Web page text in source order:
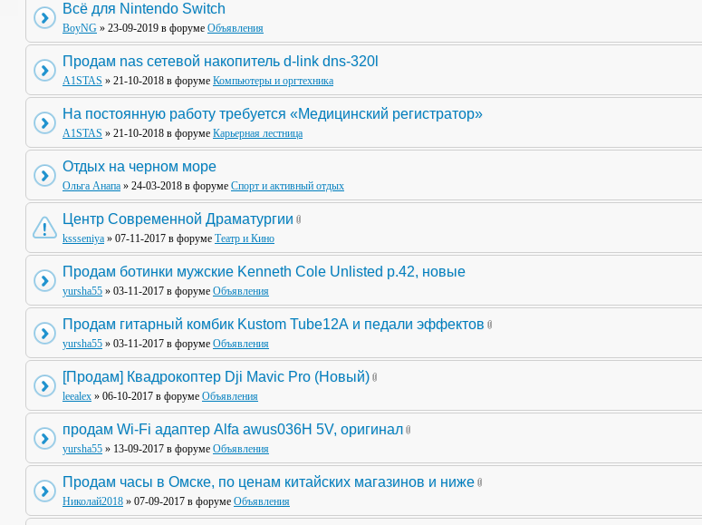
Всё для Nintendo Switch
BoyNG » 23-09-2019 в форуме Объявления
Продам nas сетевой накопитель d-link dns-320l
A1STAS » 21-10-2018 в форуме Компьютеры и оргтехника
На постоянную работу требуется «Медицинский регистратор»
A1STAS » 21-10-2018 в форуме Карьерная лестница
Отдых на черном море
Ольга Анапа » 24-03-2018 в форуме Спорт и активный отдых
Центр Современной Драматургии
kssseniya » 07-11-2017 в форуме Театр и Кино
Продам ботинки мужские Kenneth Cole Unlisted р.42, новые
yursha55 » 03-11-2017 в форуме Объявления
Продам гитарный комбик Kustom Tube12А и педали эффектов
yursha55 » 03-11-2017 в форуме Объявления
[Продам] Квадрокоптер Dji Mavic Pro (Новый)
leealex » 06-10-2017 в форуме Объявления
продам Wi-Fi адаптер Alfa awus036H 5V, оригинал
yursha55 » 13-09-2017 в форуме Объявления
Продам часы в Омске, по ценам китайских магазинов и ниже
Николай2018 » 07-09-2017 в форуме Объявления